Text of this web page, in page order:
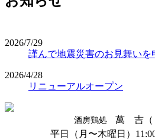
2026/7/29
謹んで地震災害のお見舞いを
2026/4/28
リニューアルオープン
酒房鶏処 萬 吉（
平日（月〜木曜日）